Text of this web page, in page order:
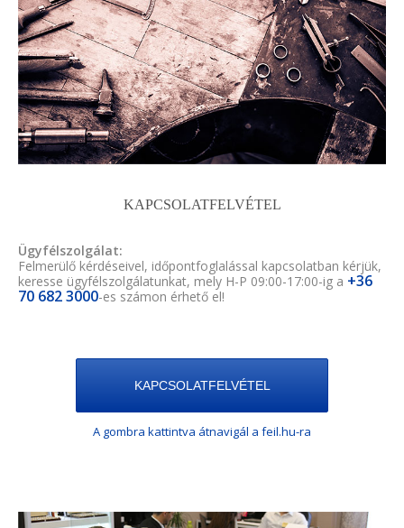
KAPCSOLATFELVÉTEL
Ügyfélszolgálat:
Felmerülő kérdéseivel, időpontfoglalással kapcsolatban kérjük,
keresse ügyfélszolgálatunkat, mely H-P 09:00-17:00-ig a +36
70 682 3000-es számon érhető el!
KAPCSOLATFELVÉTEL
A gombra kattintva átnavigál a feil.hu-ra